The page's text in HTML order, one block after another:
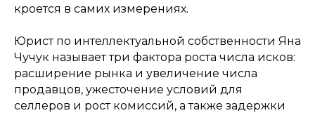
кроется в самих измерениях.
Юрист по интеллектуальной собственности Яна
Чучук называет три фактора роста числа исков:
расширение рынка и увеличение числа
продавцов, ужесточение условий для
селлеров и рост комиссий, а также задержки